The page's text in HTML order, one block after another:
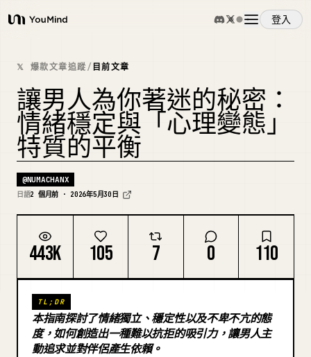
YouMind
登入
概覽
使用案例
技能
提示詞
部落格
𝕏 爆款文章追蹤/ 目前文章
讓男人為你著迷的秘密：
情緒穩定與「心理變態」
特質的平衡
@NUMACHANX
日語2 個月前 · 2026年5月30日
443K 105 7 0 110
TL;DR
本指南探討了情緒獨立、穩定性以及不卑不亢的態
度，如何創造出一種難以抗拒的吸引力，讓男人主
動追求並對伴侶產生依賴。